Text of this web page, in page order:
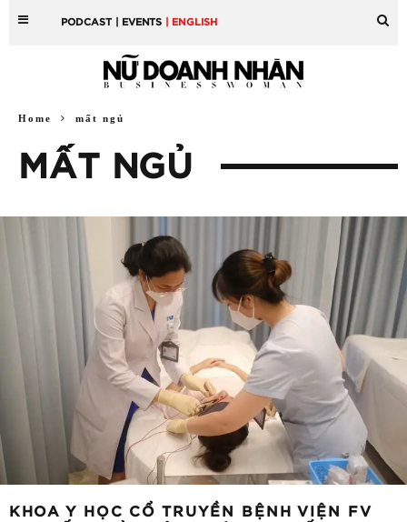
PODCAST | EVENTS | ENGLISH
Home mất ngủ
MẤT NGỦ
KHOA Y HỌC CỔ TRUYỀN BỆNH VIỆN FV